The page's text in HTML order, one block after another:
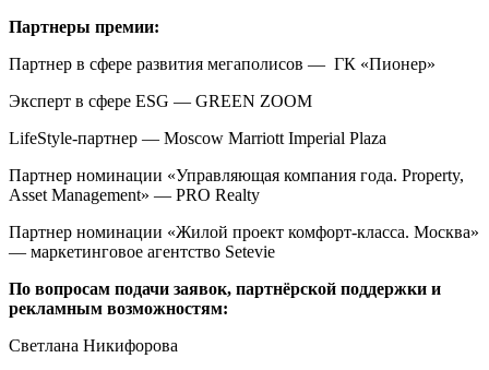
Партнеры премии:
Партнер в сфере развития мегаполисов — ГК «Пионер»
Эксперт в сфере ESG — GREEN ZOOM
LifeStyle-партнер — Moscow Marriott Imperial Plaza
Партнер номинации «Управляющая компания года. Property,
Asset Management» — PRO Realty
Партнер номинации «Жилой проект комфорт-класса. Москва»
— маркетинговое агентство Setevie
По вопросам подачи заявок, партнёрской поддержки и
рекламным возможностям:
Светлана Никифорова